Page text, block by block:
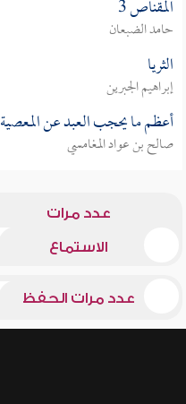
المقناص 3
حامد الضبعان
الثريا
إبراهيم الجبرين
أعظم ما يحجب العبد عن المعصية
صالح بن عواد المغامسي
عدد مرات
الاستماع
عدد مرات الحفظ